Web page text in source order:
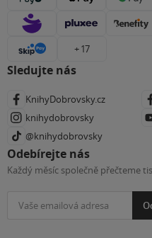
+ 17
Sledujte nás
KnihyDobrovsky.cz
knihydobrovsky
@knihydobrovsky
Odebírejte nás
Každý měsíc společně přečteme